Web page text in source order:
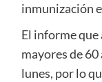
inmunización
El informe
mayores de
lunes, por lo